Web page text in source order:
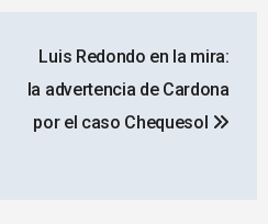
Luis Redondo en la mira:
la advertencia de Cardona
por el caso Chequesol